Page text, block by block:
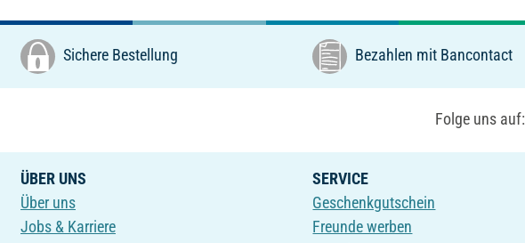
Sichere Bestellung Bezahlen mit Bancontact
Folge uns auf:
ÜBER UNS
Über uns
Jobs & Karriere
SERVICE
Geschenkgutschein
Freunde werben